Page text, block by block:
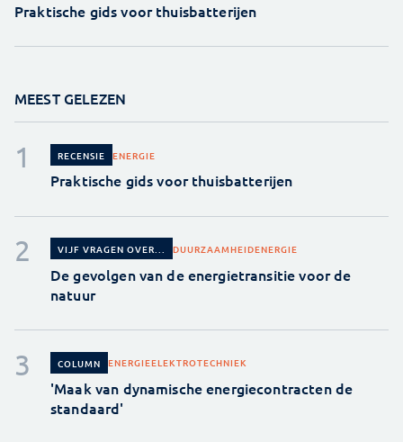
Praktische gids voor thuisbatterijen
MEEST GELEZEN
RECENSIE ENERGIE
Praktische gids voor thuisbatterijen
VIJF VRAGEN OVER... DUURZAAMHEIDENERGIE
De gevolgen van de energietransitie voor de
natuur
COLUMN ENERGIEELEKTROTECHNIEK
'Maak van dynamische energiecontracten de
standaard'